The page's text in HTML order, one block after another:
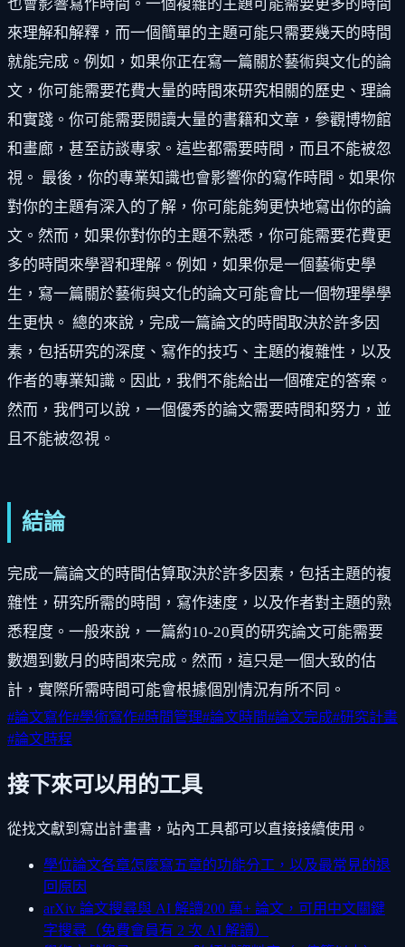
也會影響寫作時間。一個複雜的主題可能需要更多的時間
來理解和解釋，而一個簡單的主題可能只需要幾天的時間
就能完成。例如，如果你正在寫一篇關於藝術與文化的論
文，你可能需要花費大量的時間來研究相關的歷史、理論
和實踐。你可能需要閱讀大量的書籍和文章，參觀博物館
和畫廊，甚至訪談專家。這些都需要時間，而且不能被忽
視。 最後，你的專業知識也會影響你的寫作時間。如果你
對你的主題有深入的了解，你可能能夠更快地寫出你的論
文。然而，如果你對你的主題不熟悉，你可能需要花費更
多的時間來學習和理解。例如，如果你是一個藝術史學
生，寫一篇關於藝術與文化的論文可能會比一個物理學學
生更快。 總的來說，完成一篇論文的時間取決於許多因
素，包括研究的深度、寫作的技巧、主題的複雜性，以及
作者的專業知識。因此，我們不能給出一個確定的答案。
然而，我們可以說，一個優秀的論文需要時間和努力，並
且不能被忽視。
結論
完成一篇論文的時間估算取決於許多因素，包括主題的複
雜性，研究所需的時間，寫作速度，以及作者對主題的熟
悉程度。一般來說，一篇約10-20頁的研究論文可能需要
數週到數月的時間來完成。然而，這只是一個大致的估
計，實際所需時間可能會根據個別情況有所不同。
#論文寫作#學術寫作#時間管理#論文時間#論文完成#研究計畫
#論文時程
接下來可以用的工具
從找文獻到寫出計畫書，站內工具都可以直接接續使用。
學位論文各章怎麼寫五章的功能分工，以及最常見的退
回原因
arXiv 論文搜尋與 AI 解讀200 萬+ 論文，可用中文關鍵
字搜尋（免費會員有 2 次 AI 解讀）